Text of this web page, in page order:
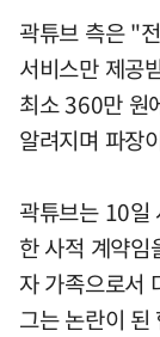
곽튜브 측은 "
서비스만 제공
최소 360만 원
알려지며 파장
곽튜브는 10일
한 사적 계약
자 가족으로서
그는 논란이 된